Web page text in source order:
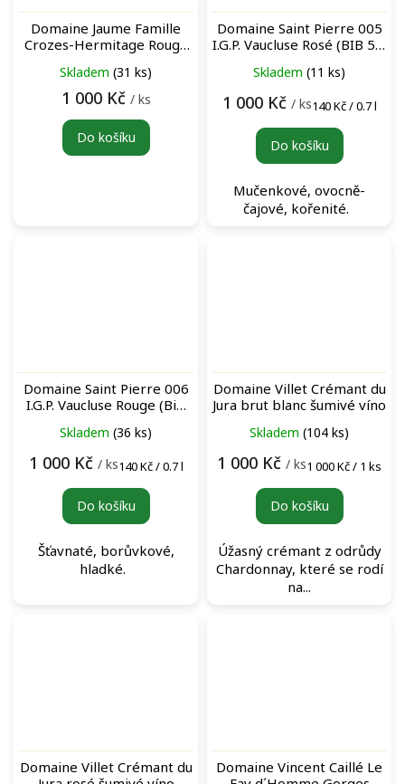
Domaine Jaume Famille
Crozes-Hermitage Rouge
Skladem (31 ks)
1 000 Kč / ks
Do košíku
Domaine Saint Pierre 005
I.G.P. Vaucluse Rosé (BIB 5L)
Skladem (11 ks)
1 000 Kč / ksMěrná
140 Kč / 0.7 l
Do košíku
Mučenkové, ovocně-
čajové, kořenité.
Domaine Saint Pierre 006
I.G.P. Vaucluse Rouge (BiB
víno
Skladem (36 ks)
1 000 Kč / ksMěrná
140 Kč / 0.7 l
Do košíku
Šťavnaté, borůvkové,
hladké.
Domaine Villet Crémant du
Jura brut blanc šumivé víno
Skladem (104 ks)
1 000 Kč / ksMěrná
1 000 Kč / 1 ks
Do košíku
Úžasný crémant z odrůdy
Chardonnay, které se rodí
na...
Domaine Villet Crémant du
Domaine Vincent Caillé Le